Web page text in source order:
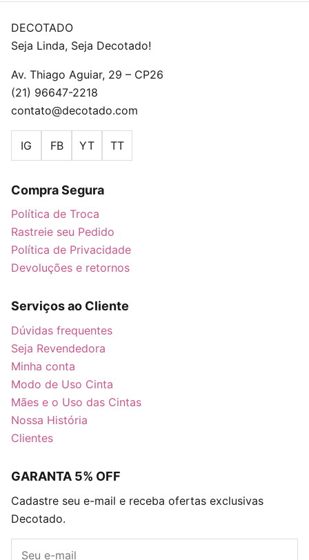
DECOTADO
Seja Linda, Seja Decotado!
Av. Thiago Aguiar, 29 – CP26
(21) 96647-2218
contato@decotado.com
IG FB YT TT
Compra Segura
Política de Troca
Rastreie seu Pedido
Política de Privacidade
Devoluções e retornos
Serviços ao Cliente
Dúvidas frequentes
Seja Revendedora
Minha conta
Modo de Uso Cinta
Mães e o Uso das Cintas
Nossa História
Clientes
GARANTA 5% OFF
Cadastre seu e-mail e receba ofertas exclusivas
Decotado.